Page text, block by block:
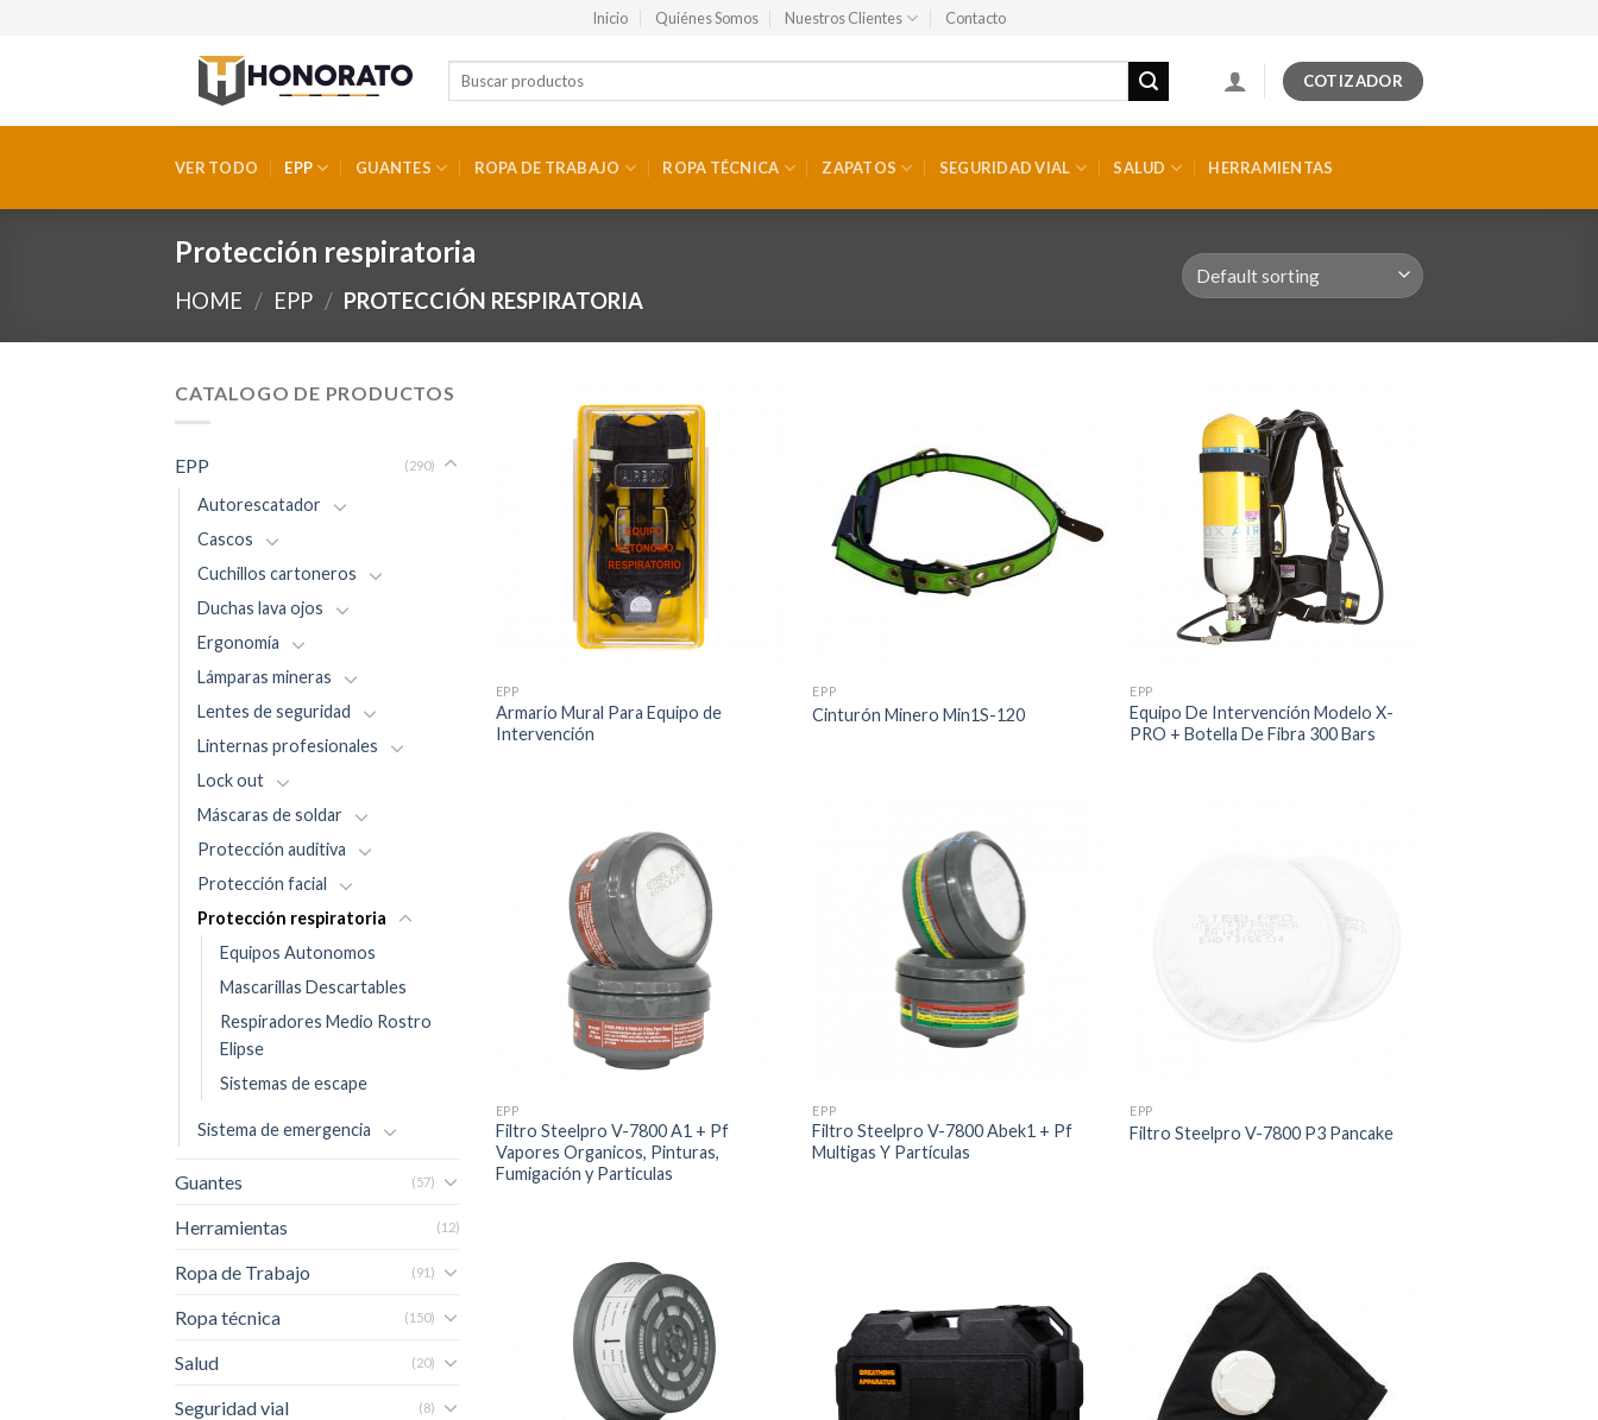
Inicio Quiénes Somos Nuestros Clientes Contacto
COTIZADOR
VER TODO EPP GUANTES ROPA DE TRABAJO ROPA TÉCNICA ZAPATOS SEGURIDAD VIAL SALUD HERRAMIENTAS
Protección respiratoria
HOME / EPP / PROTECCIÓN RESPIRATORIA
CATALOGO DE PRODUCTOS
EPP (290)
Autorescatador
Cascos
Cuchillos cartoneros
Duchas lava ojos
Ergonomía
Lámparas mineras
Lentes de seguridad
Linternas profesionales
Lock out
Máscaras de soldar
Protección auditiva
Protección facial
Protección respiratoria
Equipos Autonomos
Mascarillas Descartables
Respiradores Medio Rostro
Elipse
Sistemas de escape
Sistema de emergencia
Guantes (57)
Herramientas (12)
Ropa de Trabajo (91)
Ropa técnica (150)
Salud (20)
Seguridad vial (8)
EPP
Armario Mural Para Equipo de
Intervención
EPP
Cinturón Minero Min1S-120
EPP
Equipo De Intervención Modelo X-
PRO + Botella De Fibra 300 Bars
EPP
Filtro Steelpro V-7800 A1 + Pf
Vapores Organicos, Pinturas,
Fumigación y Particulas
EPP
Filtro Steelpro V-7800 Abek1 + Pf
Multigas Y Partículas
EPP
Filtro Steelpro V-7800 P3 Pancake